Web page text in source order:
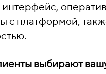
с платформой,
выбирают